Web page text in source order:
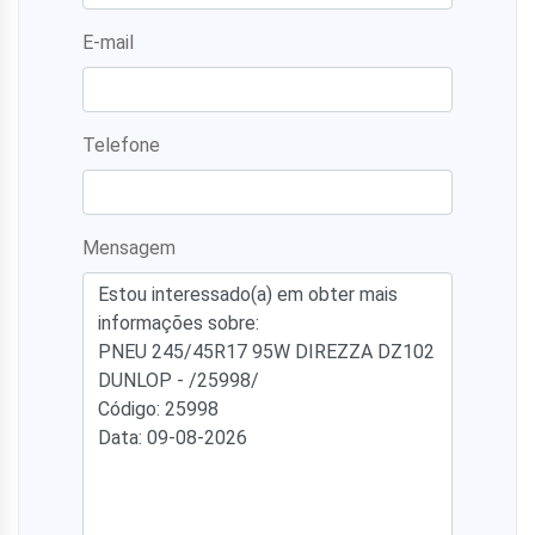
E-mail
Telefone
Mensagem